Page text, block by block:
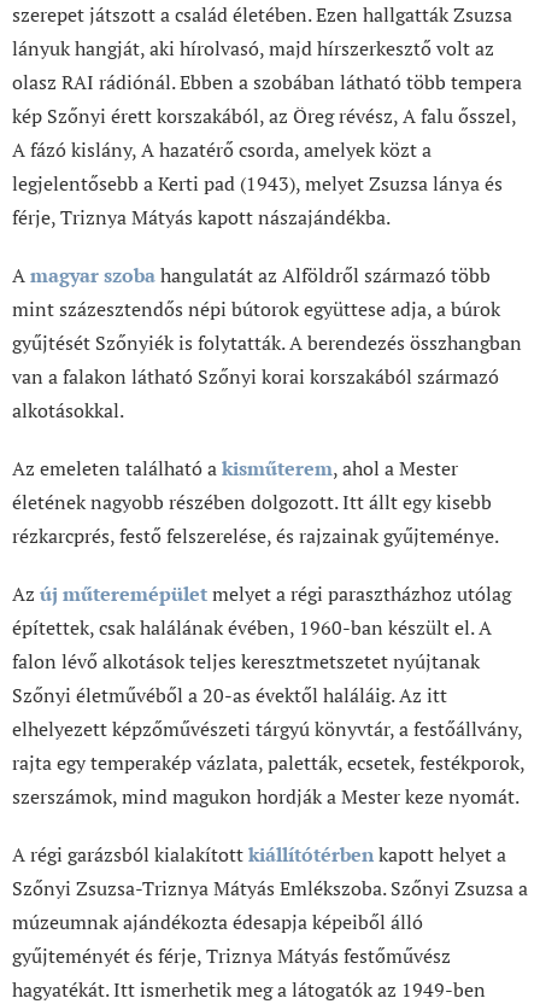
szerepet játszott a család életében. Ezen hallgatták Zsuzsa
lányuk hangját, aki hírolvasó, majd hírszerkesztő volt az
olasz RAI rádiónál. Ebben a szobában látható több tempera
kép Szőnyi érett korszakából, az Öreg révész, A falu ősszel,
A fázó kislány, A hazatérő csorda, amelyek közt a
legjelentősebb a Kerti pad (1943), melyet Zsuzsa lánya és
férje, Triznya Mátyás kapott nászajándékba.
Amagyar szobahangulatát az Alföldről származó több
mint százesztendős népi bútorok együttese adja, a búrok
gyűjtését Szőnyiék is folytatták. A berendezés összhangban
van a falakon látható Szőnyi korai korszakából származó
alkotásokkal.
Az emeleten található akisműterem, ahol a Mester
életének nagyobb részében dolgozott. Itt állt egy kisebb
rézkarcprés, festő felszerelése, és rajzainak gyűjteménye.
Az új műteremépületmelyet a régi parasztházhoz utólag
építettek, csak halálának évében, 1960-ban készült el. A
falon lévő alkotások teljes keresztmetszetet nyújtanak
Szőnyi életművéből a 20-as évektől haláláig. Az itt
elhelyezett képzőművészeti tárgyú könyvtár, a festőállvány,
rajta egy temperakép vázlata, paletták, ecsetek, festékporok,
szerszámok, mind magukon hordják a Mester keze nyomát.
A régi garázsból kialakítottkiállítótérbenkapott helyet a
Szőnyi Zsuzsa-Triznya Mátyás Emlékszoba. Szőnyi Zsuzsa a
múzeumnak ajándékozta édesapja képeiből álló
gyűjteményét és férje, Triznya Mátyás festőművész
hagyatékát. Itt ismerhetik meg a látogatók az 1949-ben